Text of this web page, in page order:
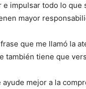
e impulsar todo lo
mayor
que me llamó la
también tiene que
mejor a la